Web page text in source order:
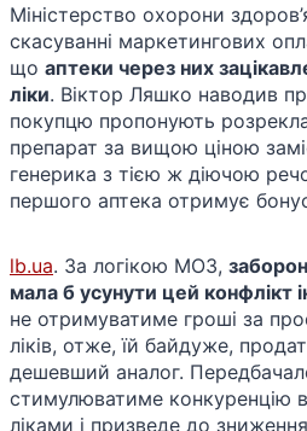
Міністерство охорони
скасуванні маркетингових
що аптеки через них
ліки. Віктор Ляшко наводив
покупцю пропонують
препарат за вищою ціною
генерика з тією ж діючою
першого аптека отримує
lb.ua. За логікою МОЗ,
мала б усунути цей конфлікт
не отримуватиме гроші за
ліків, отже, їй байдуже,
дешевший аналог.
стимулюватиме конкуренцію в
ліками і призведе до